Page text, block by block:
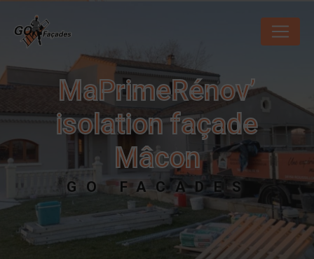
MaPrimeRénov’
isolation façade
Mâcon
GO FACADES